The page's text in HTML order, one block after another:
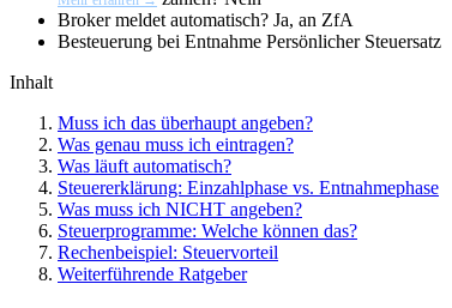
Broker meldet automatisch? Ja, an ZfA
Besteuerung bei Entnahme Persönlicher Steuersatz
Inhalt
Muss ich das überhaupt angeben?
Was genau muss ich eintragen?
Was läuft automatisch?
Steuererklärung: Einzahlphase vs. Entnahmephase
Was muss ich NICHT angeben?
Steuerprogramme: Welche können das?
Rechenbeispiel: Steuervorteil
Weiterführende Ratgeber